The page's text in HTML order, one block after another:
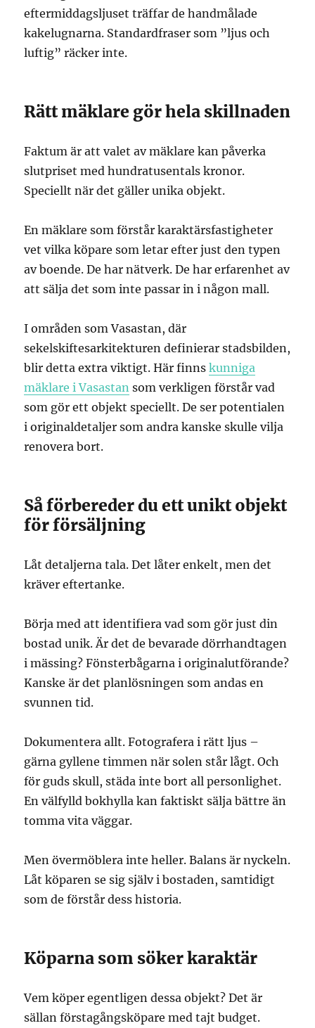
eftermiddagsljuset träffar de handmålade
kakelugnarna. Standardfraser som ”ljus och
luftig” räcker inte.
Rätt mäklare gör hela skillnaden
Faktum är att valet av mäklare kan påverka
slutpriset med hundratusentals kronor.
Speciellt när det gäller unika objekt.
En mäklare som förstår karaktärsfastigheter
vet vilka köpare som letar efter just den typen
av boende. De har nätverk. De har erfarenhet av
att sälja det som inte passar in i någon mall.
I områden som Vasastan, där
sekelskiftesarkitekturen definierar stadsbilden,
blir detta extra viktigt. Här finnskunniga
mäklare i Vasastan som verkligen förstår vad
som gör ett objekt speciellt. De ser potentialen
i originaldetaljer som andra kanske skulle vilja
renovera bort.
Så förbereder du ett unikt objekt
för försäljning
Låt detaljerna tala. Det låter enkelt, men det
kräver eftertanke.
Börja med att identifiera vad som gör just din
bostad unik. Är det de bevarade dörrhandtagen
i mässing? Fönsterbågarna i originalutförande?
Kanske är det planlösningen som andas en
svunnen tid.
Dokumentera allt. Fotografera i rätt ljus –
gärna gyllene timmen när solen står lågt. Och
för guds skull, städa inte bort all personlighet.
En välfylld bokhylla kan faktiskt sälja bättre än
tomma vita väggar.
Men övermöblera inte heller. Balans är nyckeln.
Låt köparen se sig själv i bostaden, samtidigt
som de förstår dess historia.
Köparna som söker karaktär
Vem köper egentligen dessa objekt? Det är
sällan förstagångsköpare med tajt budget.